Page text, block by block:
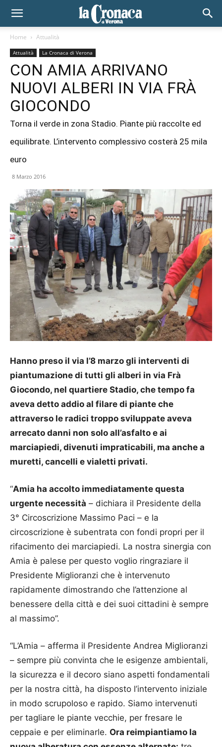
Home Attualità
Attualità La Cronaca di Verona
CON AMIA ARRIVANO
NUOVI ALBERI IN VIA FRÀ
GIOCONDO
Torna il verde in zona Stadio. Piante più raccolte ed
equilibrate. L’intervento complessivo costerà 25 mila
euro
8 Marzo 2016
Hanno preso il via l’8 marzo gli interventi di
piantumazione di tutti gli alberi in via Frà
Giocondo, nel quartiere Stadio, che tempo fa
aveva detto addio al filare di piante che
attraverso le radici troppo sviluppate aveva
arrecato danni non solo all’asfalto e ai
marciapiedi, divenuti impraticabili, ma anche a
muretti, cancelli e vialetti privati.
“Amia ha accolto immediatamente questa
urgente necessità – dichiara il Presidente della
3° Circoscrizione Massimo Paci – e la
circoscrizione è subentrata con fondi propri per il
rifacimento dei marciapiedi. La nostra sinergia con
Amia è palese per questo voglio ringraziare il
Presidente Miglioranzi che è intervenuto
rapidamente dimostrando che l’attenzione al
benessere della città e dei suoi cittadini è sempre
al massimo”.
“L’Amia – afferma il Presidente Andrea Miglioranzi
– sempre più convinta che le esigenze ambientali,
la sicurezza e il decoro siano aspetti fondamentali
per la nostra città, ha disposto l’intervento iniziale
in modo scrupoloso e rapido. Siamo intervenuti
per tagliare le piante vecchie, per fresare le
ceppaie e per eliminarle. Ora reimpiantiamo la